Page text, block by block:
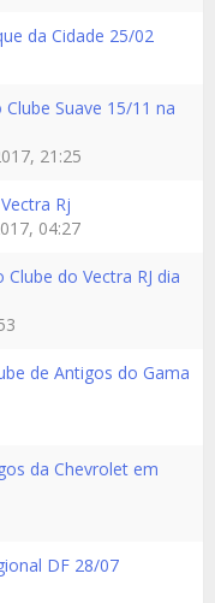
da Cidade 25/02
Suave 15/11 na
21:25
Rj
04:27
do Vectra RJ dia
de Antigos do Gama
da Chevrolet em
DF 28/07